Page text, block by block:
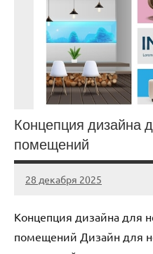
Концепция дизайна
помещений
28 декабря 2025
stroi_proekt
Нет
Концепция дизайна для
помещений Дизайн для